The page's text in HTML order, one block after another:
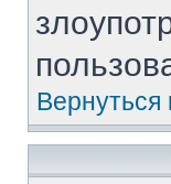
Вернуться